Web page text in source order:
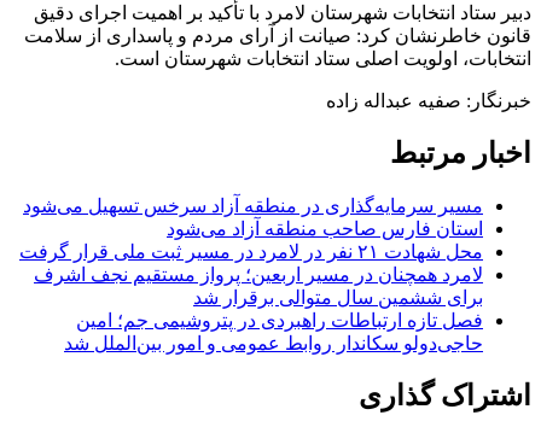
دبیر ستاد انتخابات شهرستان لامرد با تأکید بر اهمیت اجرای دقیق
قانون خاطرنشان کرد: صیانت از آرای مردم و پاسداری از سلامت
انتخابات، اولویت اصلی ستاد انتخابات شهرستان است.
خبرنگار: صفیه عبداله زاده
اخبار مرتبط
مسیر سرمایه‌گذاری در منطقه آزاد سرخس تسهیل می‌شود
استان فارس صاحب منطقه آزاد می‌شود
محل شهادت ۲۱ نفر در لامرد در مسیر ثبت ملی قرار گرفت
لامرد همچنان در مسیر اربعین؛ پرواز مستقیم نجف اشرف
برای ششمین سال متوالی برقرار شد
فصل تازه ارتباطات راهبردی در پتروشیمی جم؛ امین
حاجی‌دولو سکاندار روابط عمومی و امور بین‌الملل شد
اشتراک گذاری